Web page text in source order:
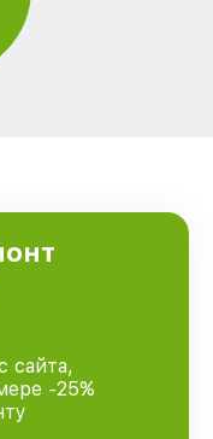
сайта,
-25%